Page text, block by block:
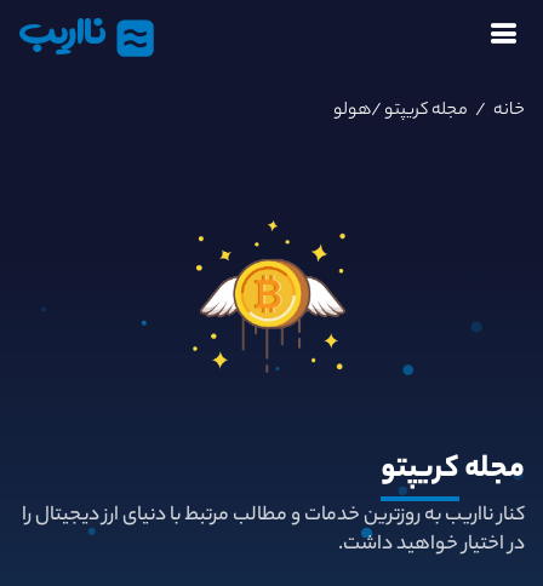
نااریب
خانه / مجله کریپتو/هولو
مجلهکریپتو
کنار نااریب به روزترین خدمات و مطالب مرتبط با دنیای ارز دیجیتال را
در اختیار خواهید داشت.